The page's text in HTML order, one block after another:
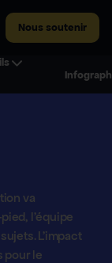
Nous soutenir
va
l'équipe
L'impact
pour le